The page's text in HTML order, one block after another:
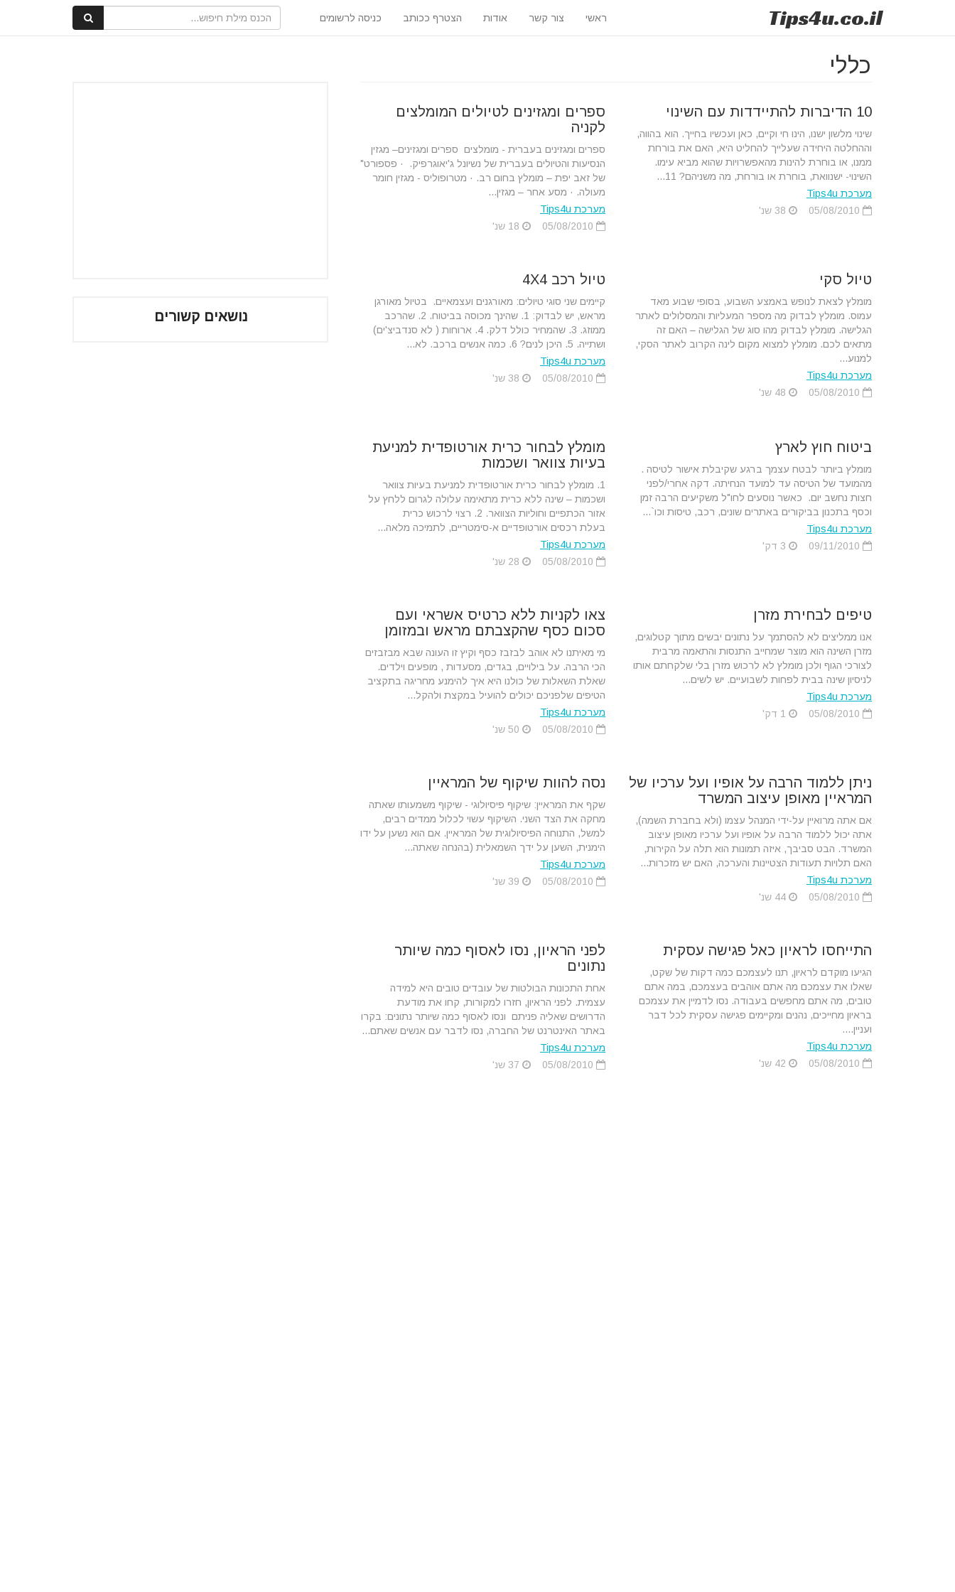
Tips4u.co.il ראשי צור קשר אודות הצטרף ככותב כניסה לרשומים
כללי
10 הדיברות להתיידדות עם השינוי
שינוי מלשון ישנו, הינו חי וקיים, כאן ועכשיו בחייך. הוא בהווה,
וההחלטה היחידה שעלייך להחליט היא, האם את בורחת
ממנו, או בוחרת להינות מהאפשרויות שהוא מביא עימו.
השינוי- ישנוואת, בוחרת או בורחת, מה משניהם? 11...
מערכת Tips4u
ספרים ומגזינים לטיולים המומלצים
לקניה
ספרים ומגזינים בעברית - מומלצים ספרים ומגזינים– מגזין
הנסיעות והטיולים בעברית של נשיונל ג'יאוגרפיק. · פספורט"
של זאב יפת – מומלץ בחום רב. · מטרופוליס - מגזין חומר
מעולה. · מסע אחר – מגזין...
מערכת Tips4u
טיול סקי
מומלץ לצאת לנופש באמצע השבוע, בסופי שבוע מאד
עמוס. מומלץ לבדוק מה מספר המעליות והמסלולים לאתר
הגלישה. מומלץ לבדוק מהו סוג של הגלישה – האם זה
מתאים לכם. מומלץ למצוא מקום לינה הקרוב לאתר הסקי,
למנוע...
מערכת Tips4u
טיול רכב 4X4
קיימים שני סוגי טיולים: מאורגנים ועצמאיים. בטיול מאורגן
מראש, יש לבדוק: 1. שהינך מכוסה בביטוח. 2. שהרכב
ממוזג. 3. שהמחיר כולל דלק. 4. ארוחות ( לא סנדביצ'ים)
ושתייה. 5. היכן לנים? 6. כמה אנשים ברכב. לא...
מערכת Tips4u
ביטוח חוץ לארץ
מומלץ ביותר לבטח עצמך ברגע שקיבלת אישור לטיסה .
מהמועד של הטיסה עד למועד הנחיתה. דקה אחרי/לפני
חצות נחשב יום. כאשר נוסעים לחו"ל משקיעים הרבה זמן
וכסף בתכנון בביקורים באתרים שונים, רכב, טיסות וכו`...
מערכת Tips4u
מומלץ לבחור כרית אורטופדית למניעת
בעיות צוואר ושכמות
1. מומלץ לבחור כרית אורטופדית למניעת בעיות צוואר
ושכמות – שינה ללא כרית מתאימה עלולה לגרום ללחץ על
אזור הכתפיים וחוליות הצוואר. 2. רצוי לרכוש כרית
בעלת רכסים אורטופדיים א-סימטריים, לתמיכה מלאה...
מערכת Tips4u
טיפים לבחירת מזרן
אנו ממליצים לא להסתמך על נתונים יבשים מתוך קטלוגים,
מזרן השינה הוא מוצר שמחייב התנסות והתאמה מרבית
לצורכי הגוף ולכן מומלץ לא לרכוש מזרן בלי שלקחתם אותו
לניסיון שינה בבית לפחות לשבועיים. יש לשים...
מערכת Tips4u
צאו לקניות ללא כרטיס אשראי ועם
סכום כסף שהקצבתם מראש ובמזומן
מי מאיתנו לא אוהב לבזבז כסף וקיץ זו העונה שבא מבזבזים
הכי הרבה. על בילויים, בגדים, מסעדות , מופעים וילדים.
שאלת השאלות של כולנו היא איך להימנע מחריגה בתקציב
הטיפים שלפניכם יכולים להועיל במקצת ולהקל...
מערכת Tips4u
ניתן ללמוד הרבה על אופיו ועל ערכיו של
המראיין מאופן עיצוב המשרד
אם אתה מרואיין על-ידי המנהל עצמו (ולא בחברת השמה),
אתה יכול ללמוד הרבה על אופיו ועל ערכיו מאופן עיצוב
המשרד. הבט סביבך, איזה תמונות הוא תלה על הקירות,
האם תלויות תעודות הצטיינות והערכה, האם יש מזכרות...
מערכת Tips4u
נסה להוות שיקוף של המראיין
שקף את המראיין: שיקוף פיסיולוגי - שיקוף משמעותו שאתה
מחקה את הצד השני. השיקוף עשוי לכלול ממדים רבים,
למשל, התנוחה הפיסיולוגית של המראיין. אם הוא נשען על ידו
הימנית, השען על ידך השמאלית (בהנחה שאתה...
מערכת Tips4u
התייחסו לראיון כאל פגישה עסקית
הגיעו מוקדם לראיון, תנו לעצמכם כמה דקות של שקט,
שאלו את עצמכם מה אתם אוהבים בעצמכם, במה אתם
טובים, מה אתם מחפשים בעבודה. נסו לדמיין את עצמכם
בראיון מחייכים, נהנים ומקיימים פגישה עסקית לכל דבר
ועניין....
מערכת Tips4u
לפני הראיון, נסו לאסוף כמה שיותר
נתונים
אחת התכונות הבולטות של עובדים טובים היא למידה
עצמית. לפני הראיון, חזרו למקורות, קחו את מודעת
הדרושים שאליה פניתם ונסו לאסוף כמה שיותר נתונים: בקרו
באתר האינטרנט של החברה, נסו לדבר עם אנשים שאתם...
מערכת Tips4u
נושאים קשורים